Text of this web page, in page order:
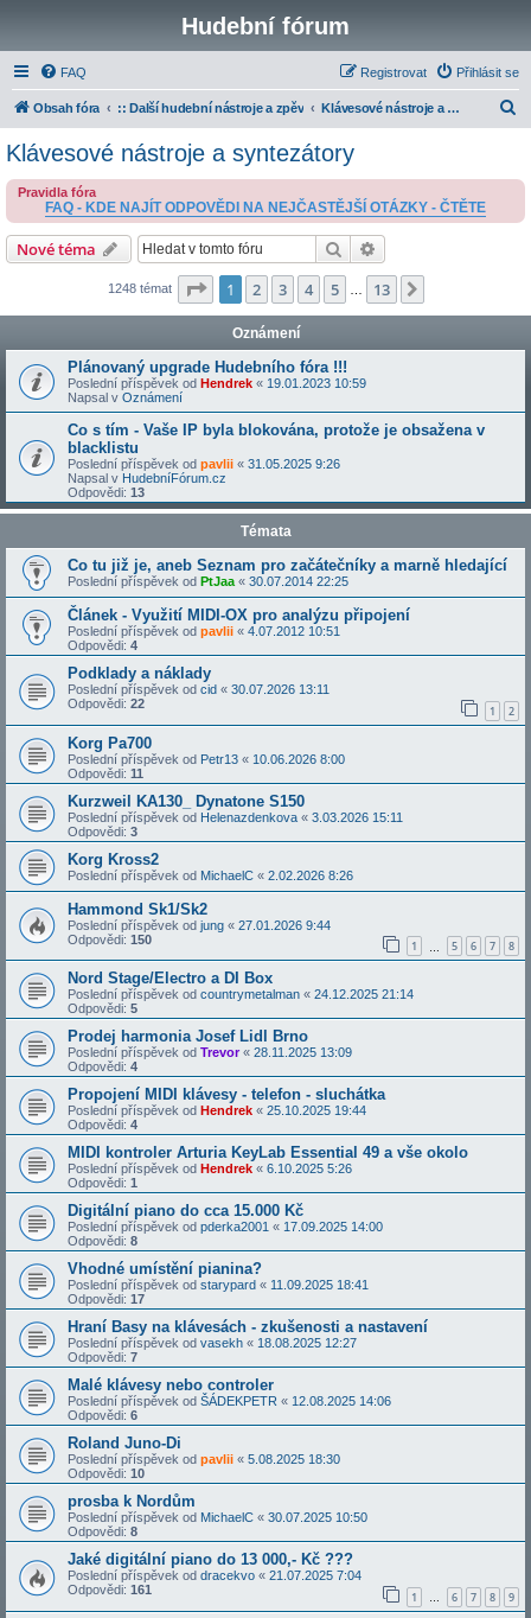
Hudební fórum
FAQ Přihlásit se
Registrovat
Obsah fóra :: Další hudební nástroje a zpěv Klávesové nástroje a syntezátory
a
Klávesové nástroje a syntezátory
Pravidla fóra
FAQ - KDE NAJÍT ODPOVĚDI NA NEJČASTĚJŠÍ OTÁZKY - ČTĚTE
Nové téma Hledat
1248 témat Stránka z 13
1 2 3 4 5 13
Oznámení
Plánovaný upgrade Hudebního fóra !!!
Poslední příspěvek od Hendrek « 19.01.2023 10:59
Napsal v Oznámení
Co s tím - Vaše IP byla blokována, protože je obsažena v
blacklistu
Poslední příspěvek od pavlii « 31.05.2025 9:26
Napsal v HudebníFórum.cz
Odpovědi: 13
Témata
Co tu již je, aneb Seznam pro začátečníky a marně hledající
Poslední příspěvek od PtJaa « 30.07.2014 22:25
Článek - Využití MIDI-OX pro analýzu připojení
Poslední příspěvek od pavlii « 4.07.2012 10:51
Odpovědi: 4
Podklady a náklady
Poslední příspěvek od cid « 30.07.2026 13:11
Odpovědi: 22 1 2
Korg Pa700
Poslední příspěvek od Petr13 « 10.06.2026 8:00
Odpovědi: 11
Kurzweil KA130_ Dynatone S150
Poslední příspěvek od Helenazdenkova « 3.03.2026 15:11
Odpovědi: 3
Korg Kross2
Poslední příspěvek od MichaelC « 2.02.2026 8:26
Hammond Sk1/Sk2
Poslední příspěvek od jung « 27.01.2026 9:44
Odpovědi: 150 1 5 6 7 8
Nord Stage/Electro a DI Box
Poslední příspěvek od countrymetalman « 24.12.2025 21:14
Odpovědi: 5
Prodej harmonia Josef Lidl Brno
Poslední příspěvek od Trevor« 28.11.2025 13:09
Odpovědi: 4
Propojení MIDI klávesy - telefon - sluchátka
Poslední příspěvek od Hendrek « 25.10.2025 19:44
Odpovědi: 4
MIDI kontroler Arturia KeyLab Essential 49 a vše okolo
Poslední příspěvek od Hendrek « 6.10.2025 5:26
Odpovědi: 1
Digitální piano do cca 15.000 Kč
Poslední příspěvek od pderka2001 « 17.09.2025 14:00
Odpovědi: 8
Vhodné umístění pianina?
Poslední příspěvek od starypard « 11.09.2025 18:41
Odpovědi: 17
Hraní Basy na klávesách - zkušenosti a nastavení
Poslední příspěvek od vasekh « 18.08.2025 12:27
Odpovědi: 7
Malé klávesy nebo controler
Poslední příspěvek od ŠÁDEKPETR « 12.08.2025 14:06
Odpovědi: 6
Roland Juno-Di
Poslední příspěvek od pavlii « 5.08.2025 18:30
Odpovědi: 10
prosba k Nordům
Poslední příspěvek od MichaelC « 30.07.2025 10:50
Odpovědi: 8
Jaké digitální piano do 13 000,- Kč ???
Poslední příspěvek od dracekvo « 21.07.2025 7:04
Odpovědi: 161 1 … 6 7 8 9